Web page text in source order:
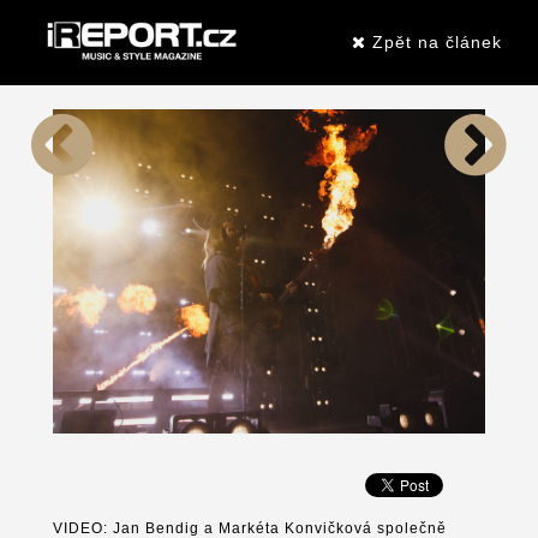
Zpět na článek
VIDEO: Jan Bendig a Markéta Konvičková společně